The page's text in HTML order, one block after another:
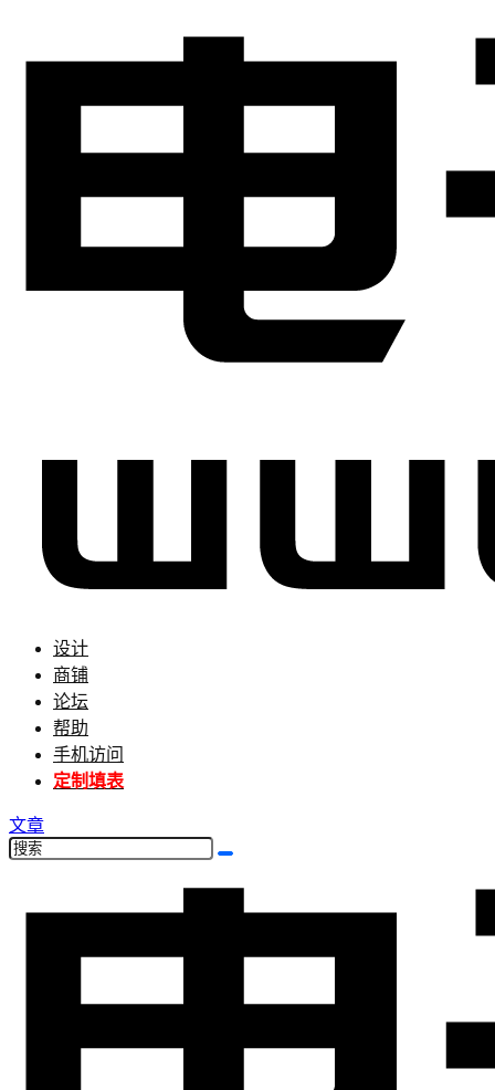
设计
商铺
论坛
帮助
手机访问
定制填表
文章